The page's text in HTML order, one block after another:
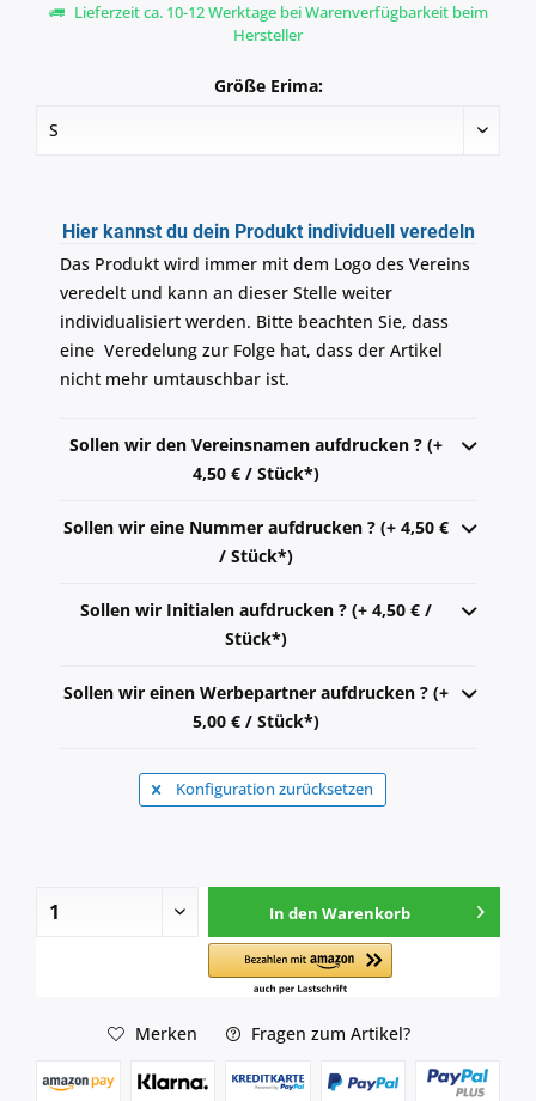
Lieferzeit ca. 10-12 Werktage bei Warenverfügbarkeit beim
Hersteller
Größe Erima:
Hier kannst du dein Produkt individuell veredeln
Das Produkt wird immer mit dem Logo des Vereins
veredelt und kann an dieser Stelle weiter
individualisiert werden. Bitte beachten Sie, dass
eine Veredelung zur Folge hat, dass der Artikel
nicht mehr umtauschbar ist.
Sollen wir den Vereinsnamen aufdrucken ? (+
4,50 € / Stück*)
Sollen wir eine Nummer aufdrucken ? (+ 4,50 €
/ Stück*)
Sollen wir Initialen aufdrucken ? (+ 4,50 € /
Stück*)
Sollen wir einen Werbepartner aufdrucken ? (+
5,00 € / Stück*)
Konfiguration zurücksetzen
In den Warenkorb
Merken Fragen zum Artikel?